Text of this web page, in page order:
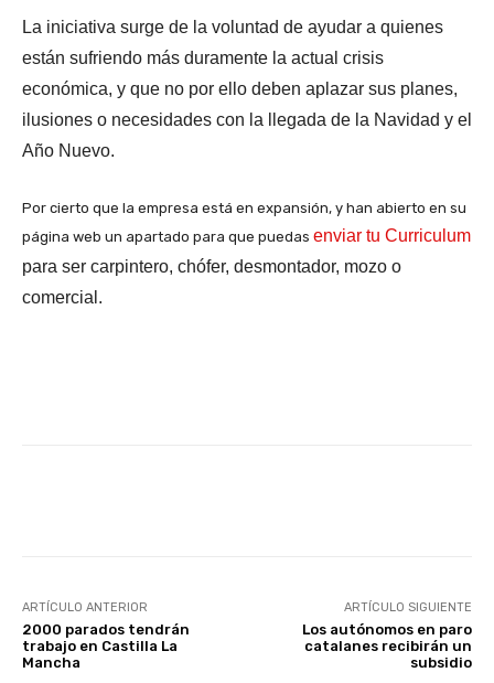
La iniciativa surge de la voluntad de ayudar a quienes
están sufriendo más duramente la actual crisis
económica, y que no por ello deben aplazar sus planes,
ilusiones o necesidades con la llegada de la Navidad y el
Año Nuevo.
Por cierto que la empresa está en expansión, y han abierto en su
página web un apartado para que puedas enviar tu Curriculum
para ser carpintero, chófer, desmontador, mozo o
comercial.
ARTÍCULO ANTERIOR
2000 parados tendrán
trabajo en Castilla La
Mancha
ARTÍCULO SIGUIENTE
Los autónomos en paro
catalanes recibirán un
subsidio